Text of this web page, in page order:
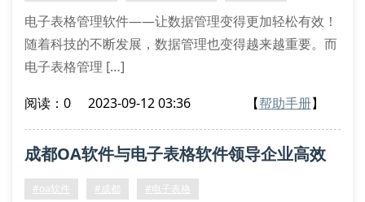
电子表格管理软件——让数据管理变得更加轻松有效！
随着科技的不断发展，数据管理也变得越来越重要。而
电子表格管理 […]
阅读：0 2023-09-12 03:36 【帮助手册】
成都OA软件与电子表格软件领导企业高效
办公
#oa软件 #成都 #电子表格